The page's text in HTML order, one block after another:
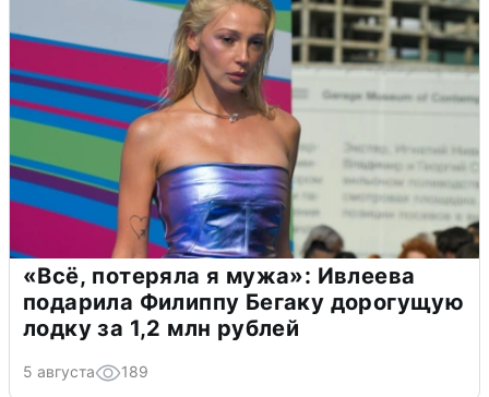
«Всё, потеряла я мужа»: Ивлеева
подарила Филиппу Бегаку дорогущую
лодку за 1,2 млн рублей
5 августа 189